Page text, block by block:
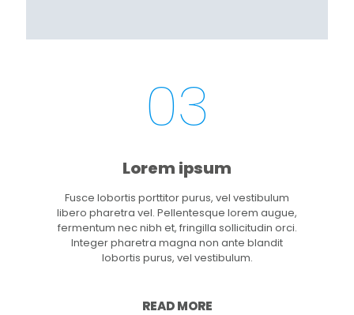
03
Lorem ipsum
Fusce lobortis porttitor purus, vel vestibulum
libero pharetra vel. Pellentesque lorem augue,
fermentum nec nibh et, fringilla sollicitudin orci.
Integer pharetra magna non ante blandit
lobortis purus, vel vestibulum.
READ MORE